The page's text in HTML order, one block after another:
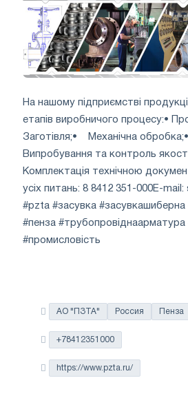
На нашому підприємстві
етапів виробничого процесу:•
Заготівля;• Механічна обробка;
Випробування та контроль
Комплектація технічною
усіх питань: 8 8412 351-000E-mail:
#pzta #засувка
#пенза #трубопровіднаарматура
#промисловість
АО "ПЗТА" Россия Пенза
+78412351000
https://www.pzta.ru/